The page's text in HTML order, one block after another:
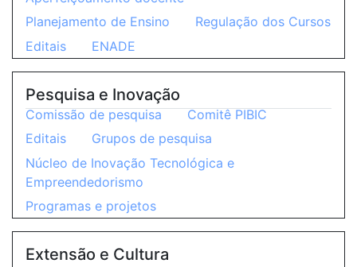
Planejamento de Ensino
Regulação dos Cursos
Editais
ENADE
Pesquisa e Inovação
Comissão de pesquisa
Comitê PIBIC
Editais
Grupos de pesquisa
Núcleo de Inovação Tecnológica e
Empreendedorismo
Programas e projetos
Extensão e Cultura